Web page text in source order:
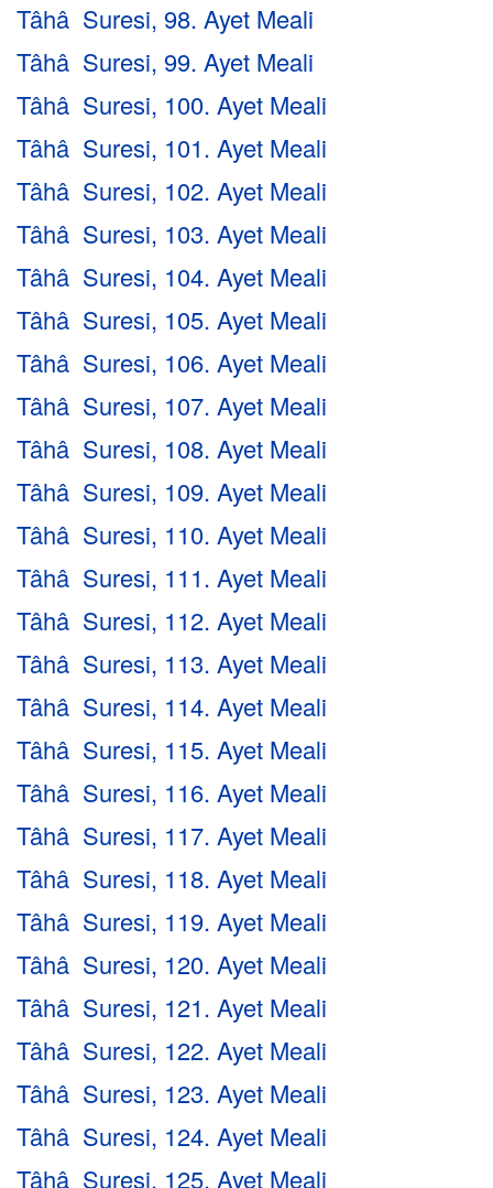
Tâhâ Suresi, 98. Ayet Meali
Tâhâ Suresi, 99. Ayet Meali
Tâhâ Suresi, 100. Ayet Meali
Tâhâ Suresi, 101. Ayet Meali
Tâhâ Suresi, 102. Ayet Meali
Tâhâ Suresi, 103. Ayet Meali
Tâhâ Suresi, 104. Ayet Meali
Tâhâ Suresi, 105. Ayet Meali
Tâhâ Suresi, 106. Ayet Meali
Tâhâ Suresi, 107. Ayet Meali
Tâhâ Suresi, 108. Ayet Meali
Tâhâ Suresi, 109. Ayet Meali
Tâhâ Suresi, 110. Ayet Meali
Tâhâ Suresi, 111. Ayet Meali
Tâhâ Suresi, 112. Ayet Meali
Tâhâ Suresi, 113. Ayet Meali
Tâhâ Suresi, 114. Ayet Meali
Tâhâ Suresi, 115. Ayet Meali
Tâhâ Suresi, 116. Ayet Meali
Tâhâ Suresi, 117. Ayet Meali
Tâhâ Suresi, 118. Ayet Meali
Tâhâ Suresi, 119. Ayet Meali
Tâhâ Suresi, 120. Ayet Meali
Tâhâ Suresi, 121. Ayet Meali
Tâhâ Suresi, 122. Ayet Meali
Tâhâ Suresi, 123. Ayet Meali
Tâhâ Suresi, 124. Ayet Meali
Tâhâ Suresi, 125. Ayet Meali